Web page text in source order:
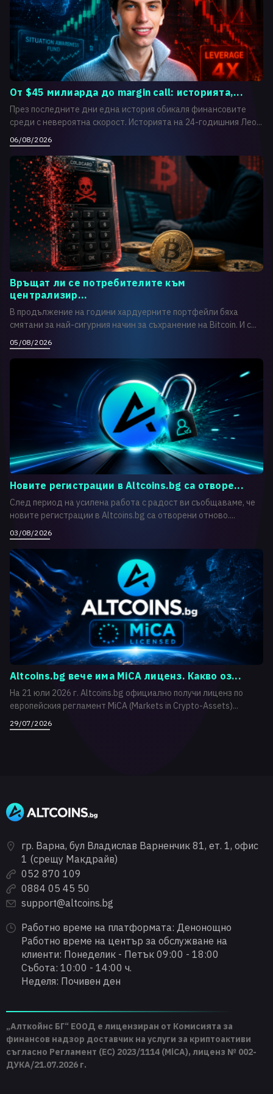
От $45 милиарда до margin call: историята,...
През последните дни една история обикаля финансовите
среди с невероятна скорост. Историята на 24-годишния Лео...
06/08/2026
Връщат ли се потребителите към
централизир...
В продължение на години хардуерните портфейли бяха
смятани за най-сигурния начин за съхранение на Bitcoin. И с...
05/08/2026
Новите регистрации в Altcoins.bg са отворе...
След период на усилена работа с радост ви съобщаваме, че
новите регистрации в Altcoins.bg са отворени отново....
03/08/2026
Altcoins.bg вече има MiCA лиценз. Какво оз...
На 21 юли 2026 г. Altcoins.bg официално получи лиценз по
европейския регламент MiCA (Markets in Crypto-Assets)...
29/07/2026
гр. Варна, бул Владислав Варненчик 81, ет. 1, офис
1 (срещу Макдрайв)
052 870 109
0884 05 45 50
support@altcoins.bg
Работно време на платформата: Денонощно
Работно време на център за обслужване на
клиенти: Понеделик - Петък 09:00 - 18:00
Събота: 10:00 - 14:00 ч.
Неделя: Почивен ден
„Алткойнс БГ“ ЕООД е лицензиран от Комисията за
финансов надзор доставчик на услуги за криптоактиви
съгласно Регламент (ЕС) 2023/1114 (MiCA), лиценз № 002-
ДУКА/21.07.2026 г.